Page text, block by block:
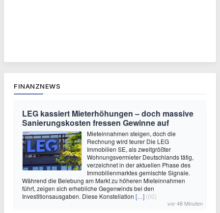
FINANZNEWS
LEG kassiert Mieterhöhungen – doch massive
Sanierungskosten fressen Gewinne auf
Mieteinnahmen steigen, doch die
Rechnung wird teurer Die LEG
Immobilien SE, als zweitgrößter
Wohnungsvermieter Deutschlands tätig,
verzeichnet in der aktuellen Phase des
Immobilienmarktes gemischte Signale.
Während die Belebung am Markt zu höheren Mieteinnahmen
führt, zeigen sich erhebliche Gegenwinds bei den
Investitionsausgaben. Diese Konstellation […] (00)
vor 48 Minuten